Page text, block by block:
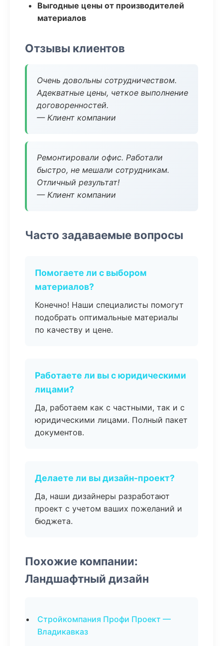
Выгодные цены от производителей
материалов
Отзывы клиентов
Очень довольны сотрудничеством.
Адекватные цены, четкое выполнение
договоренностей.
— Клиент компании
Ремонтировали офис. Работали
быстро, не мешали сотрудникам.
Отличный результат!
— Клиент компании
Часто задаваемые вопросы
Помогаете ли с выбором
материалов?
Конечно! Наши специалисты помогут
подобрать оптимальные материалы
по качеству и цене.
Работаете ли вы с юридическими
лицами?
Да, работаем как с частными, так и с
юридическими лицами. Полный пакет
документов.
Делаете ли вы дизайн-проект?
Да, наши дизайнеры разработают
проект с учетом ваших пожеланий и
бюджета.
Похожие компании:
Ландшафтный дизайн
Стройкомпания Профи Проект —
Владикавказ